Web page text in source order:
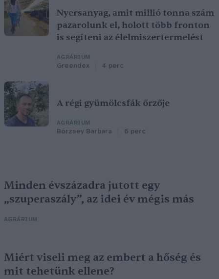
Nyersanyag, amit millió tonna szám
pazarolunk el, holott több fronton
is segíteni az élelmiszertermelést
AGRÁRIUM
Greendex 4 perc
A régi gyümölcsfák őrzője
AGRÁRIUM
Börzsey Barbara 6 perc
Minden évszázadra jutott egy
„szuperaszály”, az idei év mégis más
AGRÁRIUM
Miért viseli meg az embert a hőség és
mit tehetünk ellene?